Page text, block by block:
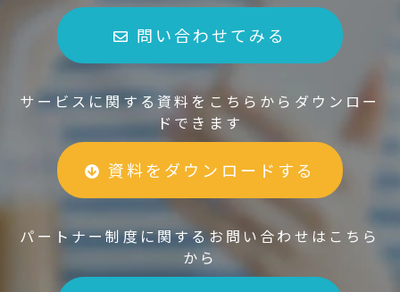
問い合わせてみる
サービスに関する資料をこちらからダウンロー
ドできます
資料をダウンロードする
パートナー制度に関するお問い合わせはこちら
から